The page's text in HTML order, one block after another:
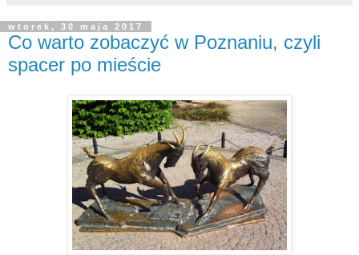
wtorek, 30 maja 2017
Co warto zobaczyć w Poznaniu, czyli
spacer po mieście